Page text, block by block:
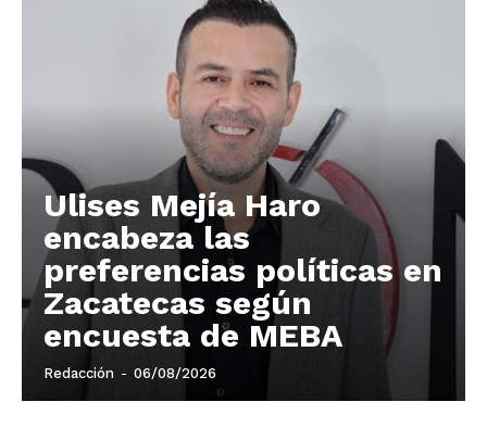
Ulises Mejía Haro
encabeza las
preferencias políticas en
Zacatecas según
encuesta de MEBA
Redacción - 06/08/2026